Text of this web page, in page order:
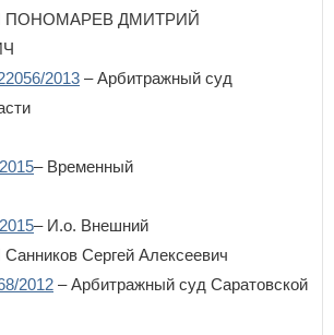
ПОНОМАРЕВ ДМИТРИЙ
2013 – Арбитражный суд
– Временный
– И.о. Внешний
Сергей Алексеевич
2012 – Арбитражный суд Саратовской